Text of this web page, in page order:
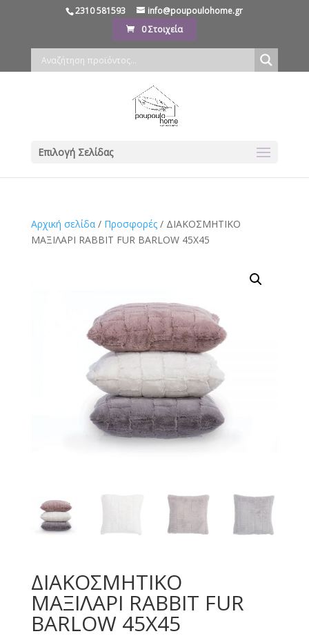
2310 581593
info@poupoulohome.gr
0 Στοιχεία
Επιλογή Σελίδας
Αρχική σελίδα/ Προσφορές/ ΔΙΑΚΟΣΜΗΤΙΚΟ
ΜΑΞΙΛΑΡΙ RABBIT FUR BARLOW 45X45
ΔΙΑΚΟΣΜΗΤΙΚΟ
ΜΑΞΙΛΑΡΙ RABBIT FUR
BARLOW 45X45